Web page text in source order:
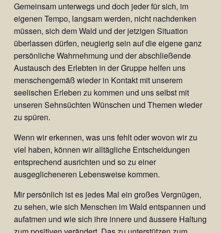
Gemeinsam unterwegs und doch jeder für sich, im
eigenen Tempo, langsam werden, nicht nachdenken
müssen, sich dem Wald und der jetzigen Situation
überlassen dürfen, neugierig sein auf die eigene ganz
persönliche Wahrnehmung und der abschließende
Austausch des Erlebten in der Gruppe helfen uns
menschengemäß wieder in Kontakt mit unserem
seelischen Erleben zu kommen und uns selbst mit
unseren Sehnsüchten Wünschen und Themen wieder
zu spüren.
Wenn wir erkennen, was uns fehlt oder wovon wir zu
viel haben, können wir alltägliche Entscheidungen
entsprechend ausrichten und so zu einer
ausgeglicheneren Lebensweise kommen.
Mir persönlich ist es jedes Mal ein großes Vergnügen,
zu sehen, wie sich Menschen im Wald entspannen und
aufatmen und wie sich ihre innere und äussere Haltung